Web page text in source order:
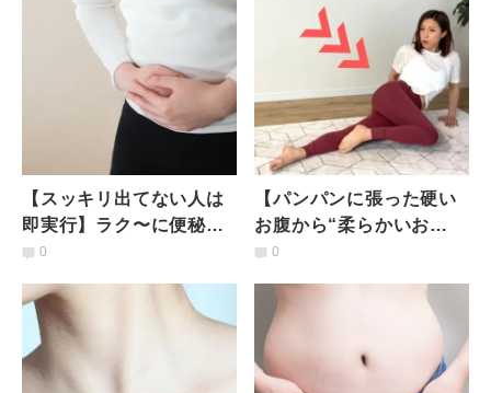
【スッキリ出てない人は
即実行】ラク〜に便秘の
お悩みを解消！揺れるだ
0
【パンパンに張った硬い
お腹から“柔らかいお
腹”へ】くびれも復活！座
0